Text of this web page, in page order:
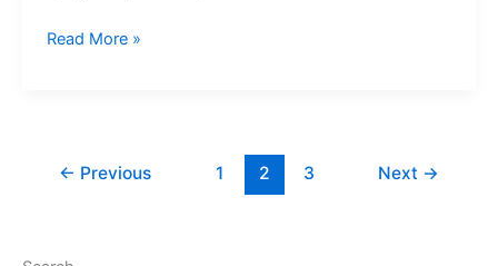
थावे
और
Read More »
← Previous 1 2 3 Next →